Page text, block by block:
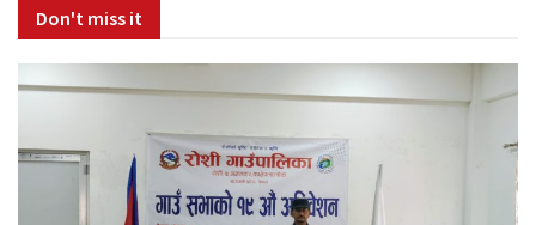
Don't miss it